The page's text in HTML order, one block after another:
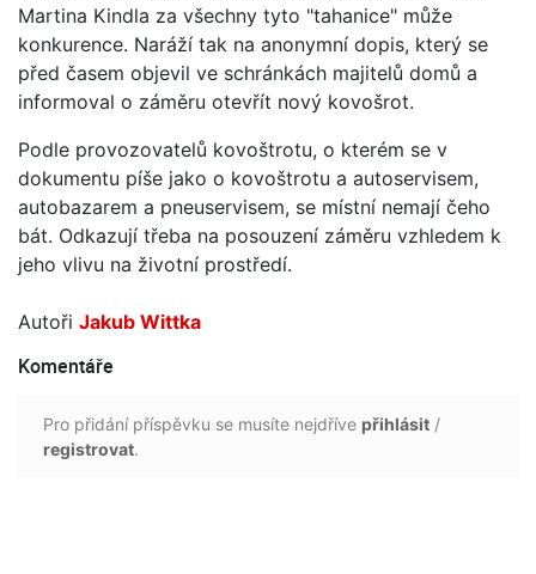
Martina Kindla za všechny tyto "tahanice" může
konkurence. Naráží tak na anonymní dopis, který se
před časem objevil ve schránkách majitelů domů a
informoval o záměru otevřít nový kovošrot.
Podle provozovatelů kovoštrotu, o kterém se v
dokumentu píše jako o kovoštrotu a autoservisem,
autobazarem a pneuservisem, se místní nemají čeho
bát. Odkazují třeba na posouzení záměru vzhledem k
jeho vlivu na životní prostředí.
Autoři Jakub Wittka
Komentáře
Pro přidání příspěvku se musíte nejdříve přihlásit /
registrovat.